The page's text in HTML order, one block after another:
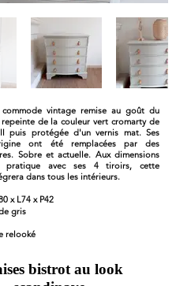
vintage remise au goût du
de la couleur vert cromarty de
puis protégée d'un vernis mat. Ses
ont été remplacées par des
Sobre et actuelle. Aux dimensions
pratique avec ses 4 tiroirs, cette
dans tous les intérieurs.
x L74 x P42
gris
relooké
bistrot au look